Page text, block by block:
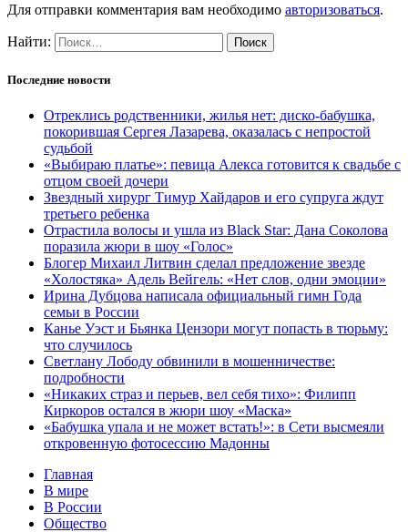
Для отправки комментария вам необходимо авторизоваться.
Найти:
Последние новости
Отреклись родственники, жилья нет: диско-бабушка,
покорившая Сергея Лазарева, оказалась с непростой
судьбой
«Выбираю платье»: певица Алекса готовится к свадьбе с
отцом своей дочери
Звездный хирург Тимур Хайдаров и его супруга ждут
третьего ребенка
Отрастила волосы и ушла из Black Star: Дана Соколова
поразила жюри в шоу «Голос»
Блогер Михаил Литвин сделал предложение звезде
«Холостяка» Адель Вейгель: «Нет слов, одни эмоции»
Ирина Дубцова написала официальный гимн Года
семьи в России
Канье Уэст и Бьянка Цензори могут попасть в тюрьму:
что случилось
Светлану Лободу обвинили в мошенничестве:
подробности
«Никаких страз и перьев, вел себя тихо»: Филипп
Киркоров остался в жюри шоу «Маска»
«Бабушка упала и не может встать!»: в Сети высмеяли
откровенную фотосессию Мадонны
Главная
В мире
В России
Общество